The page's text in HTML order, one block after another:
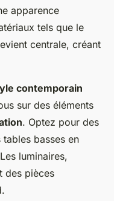
apparence
tels que le
centrale, créant
contemporain
sur des éléments
. Optez pour des
basses en
luminaires,
des pièces